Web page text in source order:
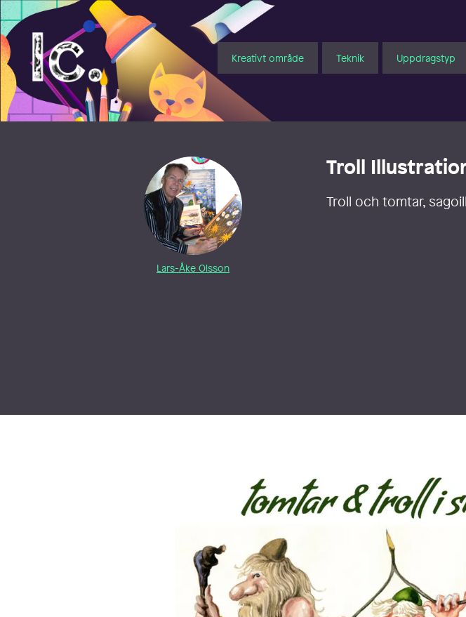
Illustratörcentrum
Kreativt område Teknik Uppdragstyp
Lars-Åke Olsson
Troll
Troll och tomtar,